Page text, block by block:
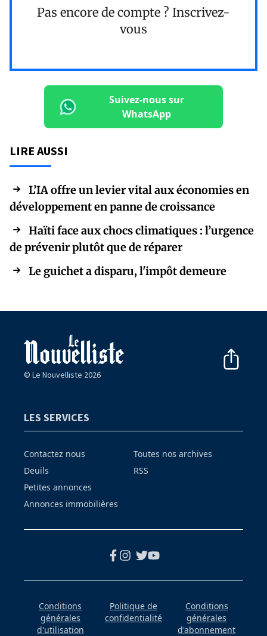
Pas encore de compte ? Inscrivez-
vous
Suivez-nous sur
WhatsApp
LIRE AUSSI
L’IA offre un levier vital aux économies en
développement en panne de croissance
Haïti face aux chocs climatiques : l’urgence
de prévenir plutôt que de réparer
Le guichet a disparu, l'impôt demeure
© Le Nouvelliste 2026
LES SERVICES
Contactez nous
Deuils
Petites annonces
Annonces immobilières
Toutes nos archives
RSS
Conditions
générales
d'utilisation
Politique de
confidentialité
Conditions
générales
d'abonnement